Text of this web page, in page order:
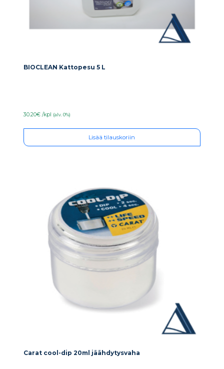
BIOCLEAN Kattopesu 5 L
30.20€ /kpl (alv. 0%)
Lisää tilauskoriin
Carat cool-dip 20ml jäähdytysvaha